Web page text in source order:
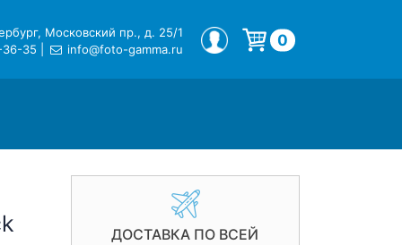
Московский пр., д. 25/1
36-35
info@foto-gamma.ru
МОЙ ПРОФИЛЬ 0
ДОСТАВКА ПО ВСЕЙ